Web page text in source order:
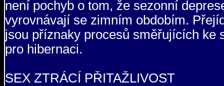
není pochyb o tom, že sezonní
vyrovnávají se zimním obdobím.
jsou příznaky procesů směřujících ke
pro hibernaci.
SEX ZTRÁCÍ PŘITAŽLIVOST